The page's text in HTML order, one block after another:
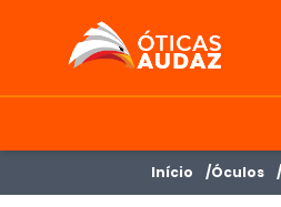
ÓTICAS AUDAZ
Início Óculos